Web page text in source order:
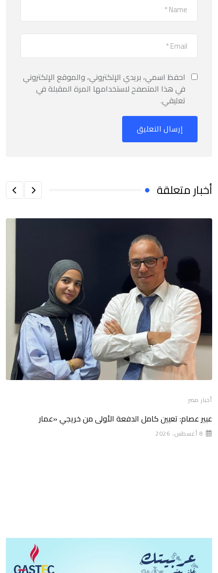
احفظ اسمي، بريدي الإلكتروني، والموقع الإلكتروني
في هذا المتصفح لاستخدامها المرة المقبلة في
تعليقي.
أخبار متعلقة
أخبار مصر
عبير عصام: تعيين كامل الدفعة الأولى من خريجي «عمار
8 أغسطس، 2026